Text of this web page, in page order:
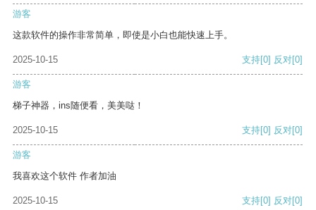
游客
这款软件的操作非常简单，即使是小白也能快速上手。
2025-10-15 支持[0] 反对[0]
游客
梯子神器，ins随便看，美美哒！
2025-10-15 支持[0] 反对[0]
游客
我喜欢这个软件 作者加油
2025-10-15 支持[0] 反对[0]